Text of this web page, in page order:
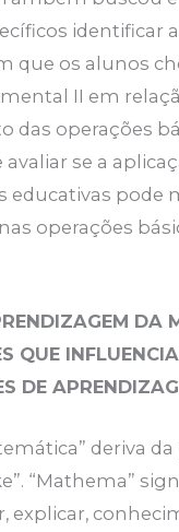
identificar
que os alunos
II em
das operações
se a
educativas pode
operações
DA
QUE
DE
deriva
“Mathema”
explicar,